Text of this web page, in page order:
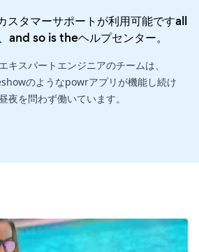
タマーサポートが利用可能ですall
and so is theヘルプセンター。
キスパートエンジニアのチームは、
のようなpowrアプリが機能し続け
夜を問わず働いています。